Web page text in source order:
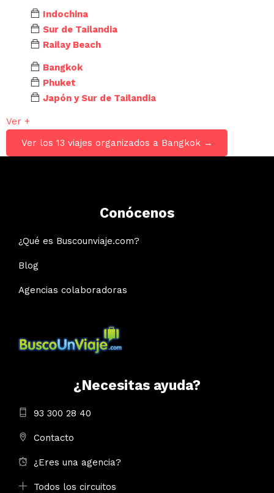
Indochina
Sur de Tailandia
Railay Beach
Bangkok
Phuket
Japón y Sur de Tailandia
Ver +
Ver los 13 viajes organizados a Bangkok →
Conócenos
¿Qué es Buscounviaje.com?
Blog
Agencias colaboradoras
¿Necesitas ayuda?
93 300 28 40
Contacto
¿Eres una agencia?
Todos los circuitos